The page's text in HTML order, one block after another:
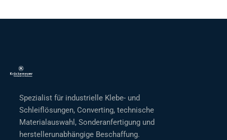
Spezialist für industrielle Klebe- und
Schleiflösungen, Converting, technische
Materialauswahl, Sonderanfertigung und
herstellerunabhängige Beschaffung.